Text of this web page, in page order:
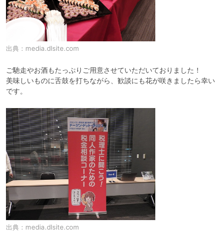
出典： media.dlsite.com
ご馳走やお酒もたっぷりご用意させていただいておりました！
美味しいものに舌鼓を打ちながら、歓談にも花が咲きましたら幸い
です。
出典： media.dlsite.com